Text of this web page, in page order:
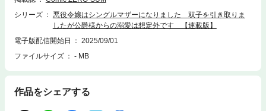
シリーズ
悪役令嬢はシングルマザーになりました 双子を引き取りま
したが公爵様からの溺愛は想定外です 【連載版】
電子版配信開始日
2025/09/01
ファイルサイズ
- MB
作品をシェアする